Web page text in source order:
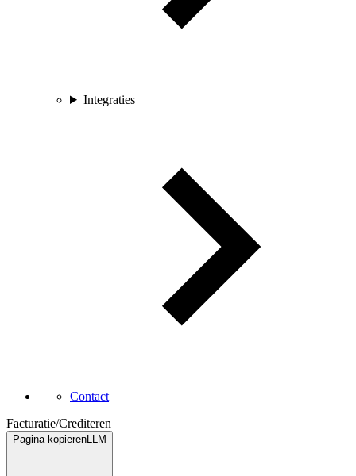
Integraties
Contact
Facturatie/Crediteren
Pagina kopierenLLM